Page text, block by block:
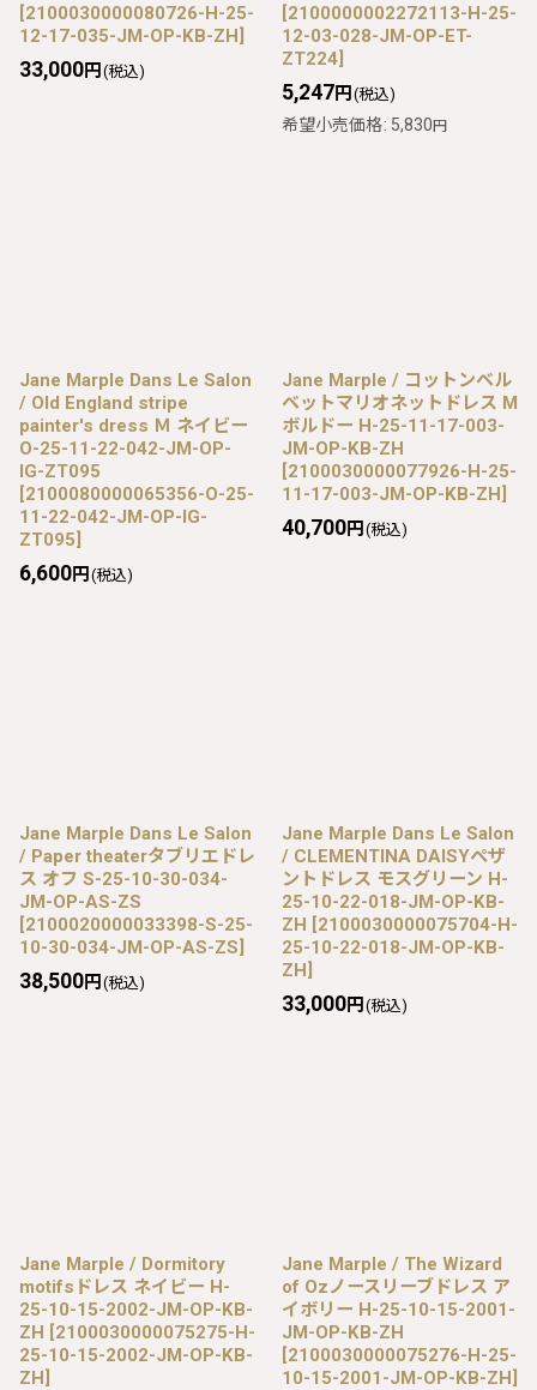
[2100030000080726-H-25-
12-17-035-JM-OP-KB-ZH]
33,000円 (税込)
[2100000002272113-H-25-
12-03-028-JM-OP-ET-
ZT224]
5,247円 (税込)
希望小売価格: 5,830円
Jane Marple Dans Le Salon
/ Old England stripe
painter's dress Ｍ ネイビー
O-25-11-22-042-JM-OP-
IG-ZT095
[2100080000065356-O-25-
11-22-042-JM-OP-IG-
ZT095]
6,600円 (税込)
Jane Marple / コットンベル
ベットマリオネットドレス M
ボルドー H-25-11-17-003-
JM-OP-KB-ZH
[2100030000077926-H-25-
11-17-003-JM-OP-KB-ZH]
40,700円 (税込)
Jane Marple Dans Le Salon
/ Paper theaterタブリエドレ
ス オフ S-25-10-30-034-
JM-OP-AS-ZS
[2100020000033398-S-25-
10-30-034-JM-OP-AS-ZS]
38,500円 (税込)
Jane Marple Dans Le Salon
/ CLEMENTINA DAISYペザ
ントドレス モスグリーン H-
25-10-22-018-JM-OP-KB-
ZH [2100030000075704-H-
25-10-22-018-JM-OP-KB-
ZH]
33,000円 (税込)
Jane Marple / Dormitory
motifsドレス ネイビー H-
25-10-15-2002-JM-OP-KB-
ZH [2100030000075275-H-
25-10-15-2002-JM-OP-KB-
ZH]
Jane Marple / The Wizard
of Ozノースリーブドレス ア
イボリー H-25-10-15-2001-
JM-OP-KB-ZH
[2100030000075276-H-25-
10-15-2001-JM-OP-KB-ZH]